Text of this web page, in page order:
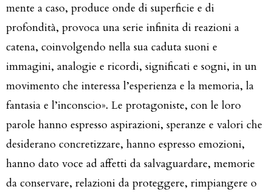
mente a caso, produce onde di superficie e di
profondità, provoca una serie infinita di reazioni a
catena, coinvolgendo nella sua caduta suoni e
immagini, analogie e ricordi, significati e sogni, in un
movimento che interessa l’esperienza e la memoria, la
fantasia e l’inconscio». Le protagoniste, con le loro
parole hanno espresso aspirazioni, speranze e valori che
desiderano concretizzare, hanno espresso emozioni,
hanno dato voce ad affetti da salvaguardare, memorie
da conservare, relazioni da proteggere, rimpiangere o